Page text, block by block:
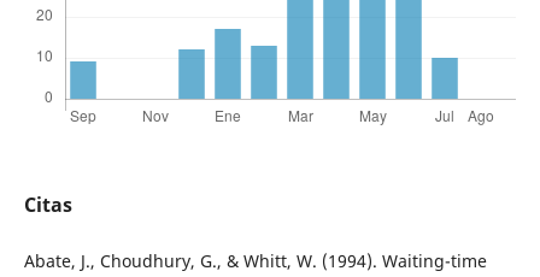
Citas
Abate, J., Choudhury, G., & Whitt, W. (1994). Waiting-time